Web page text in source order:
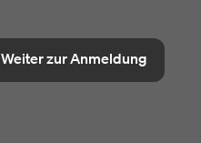
Weiter zur Anmeldung